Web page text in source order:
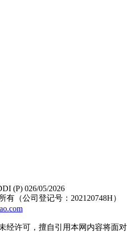
(P) 026/05/2026
（公司登记号：202120748H）
经许可，擅自引用本网内容将面对